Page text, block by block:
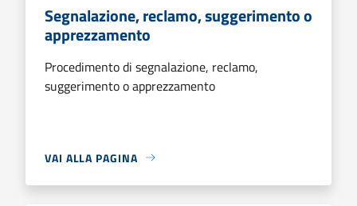
Segnalazione, reclamo, suggerimento o
apprezzamento
Procedimento di segnalazione, reclamo,
suggerimento o apprezzamento
VAI ALLA PAGINA